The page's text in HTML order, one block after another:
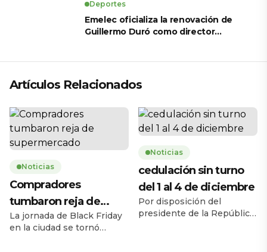
Deportes
Emelec oficializa la renovación de
Guillermo Duró como director
Artículos Relacionados
Noticias
Compradores
tumbaron reja de
supermercado
La jornada de Black Friday
en la ciudad se tornó
Noticias
cedulación sin turno
del 1 al 4 de diciembre
Por disposición del
presidente de la República,